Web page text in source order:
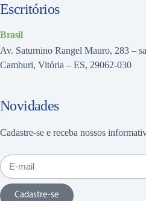
Escritórios
Brasil
Av. Saturnino Rangel Mauro, 283 –
Camburi, Vitória – ES, 29062-030
Novidades
Cadastre-se e receba nossos
Cadastre-se